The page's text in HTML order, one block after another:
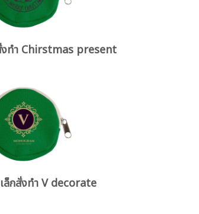
งทำ Chirstmas present
ล็กสั่งทำ V decorate